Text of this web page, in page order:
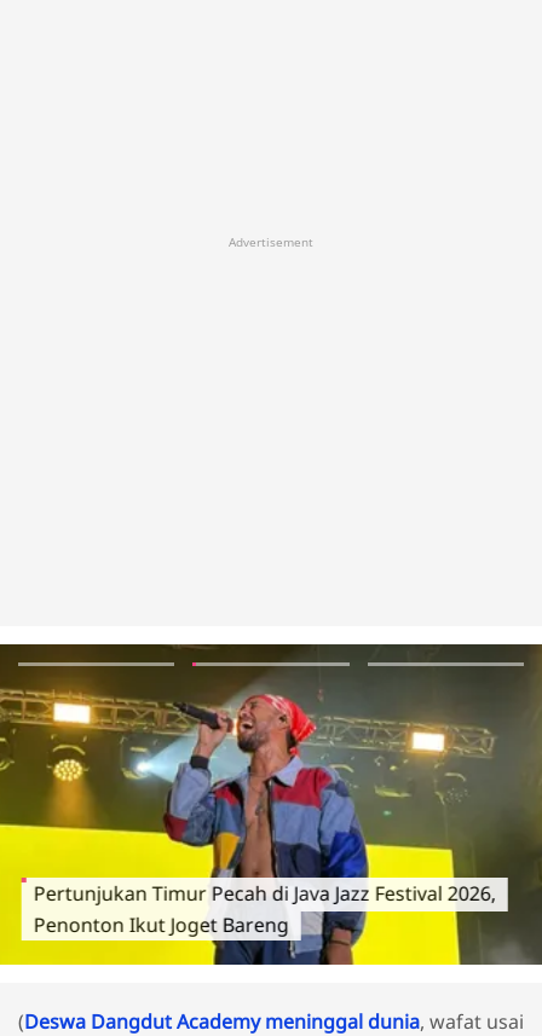
Advertisement
Pertunjukan Timur Pecah di Java Jazz Festival 2026,
Penonton Ikut Joget Bareng
(Deswa Dangdut Academy meninggal dunia, wafat usai